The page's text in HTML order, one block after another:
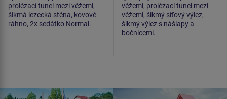
prolézací tunel mezi věžemi,
šikmá lezecká stěna, kovové
ráhno, 2x sedátko Normal.
věžemi, prolézací tunel mezi
věžemi, šikmý síťový výlez,
šikmý výlez s nášlapy a
bočnicemi.